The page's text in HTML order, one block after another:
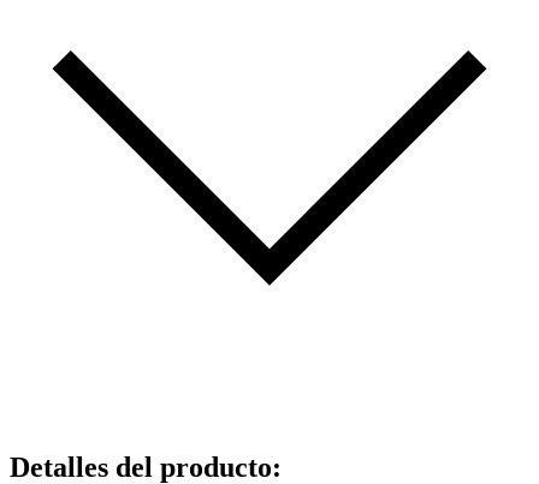
Detalles del producto: